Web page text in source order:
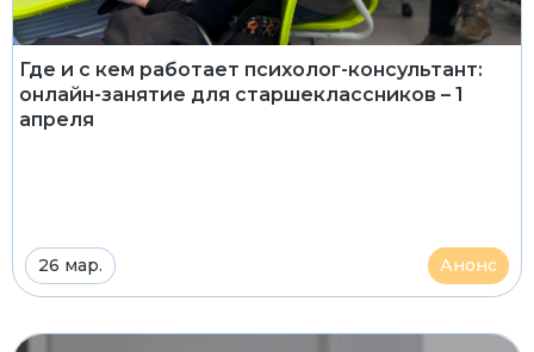
Где и с кем работает психолог-консультант:
онлайн-занятие для старшеклассников – 1
апреля
26 мар. Анонс